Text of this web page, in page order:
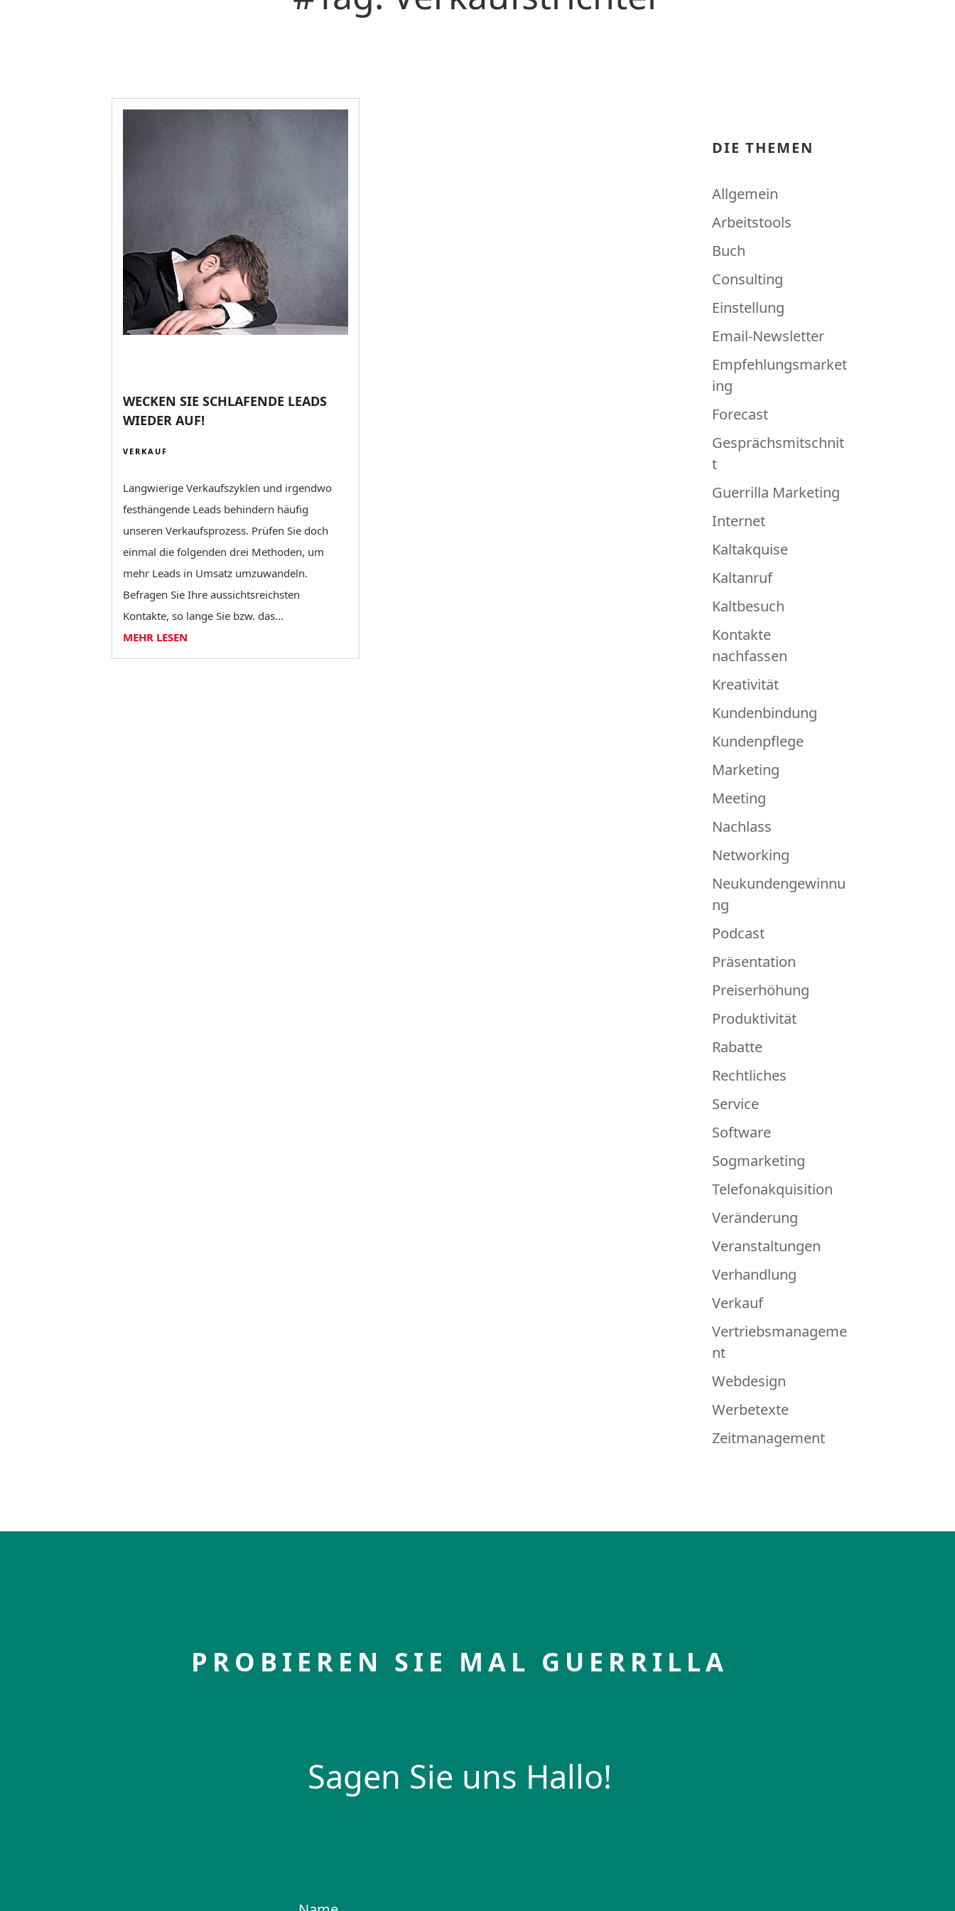
WECKEN SIE SCHLAFENDE LEADS
WIEDER AUF!
VERKAUF
Langwierige Verkaufszyklen und irgendwo
festhängende Leads behindern häufig
unseren Verkaufsprozess. Prüfen Sie doch
einmal die folgenden drei Methoden, um
mehr Leads in Umsatz umzuwandeln.
Befragen Sie Ihre aussichtsreichsten
Kontakte, so lange Sie bzw. das...
MEHR LESEN
DIE THEMEN
Allgemein
Arbeitstools
Buch
Consulting
Einstellung
Email-Newsletter
Empfehlungsmarket
ing
Forecast
Gesprächsmitschnit
t
Guerrilla Marketing
Internet
Kaltakquise
Kaltanruf
Kaltbesuch
Kontakte
nachfassen
Kreativität
Kundenbindung
Kundenpflege
Marketing
Meeting
Nachlass
Networking
Neukundengewinnu
ng
Podcast
Präsentation
Preiserhöhung
Produktivität
Rabatte
Rechtliches
Service
Software
Sogmarketing
Telefonakquisition
Veränderung
Veranstaltungen
Verhandlung
Verkauf
Vertriebsmanageme
nt
Webdesign
Werbetexte
Zeitmanagement
PROBIEREN SIE MAL GUERRILLA
Sagen Sie uns Hallo!